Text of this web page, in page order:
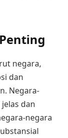
negara,
dan
Negara-
dan
negara